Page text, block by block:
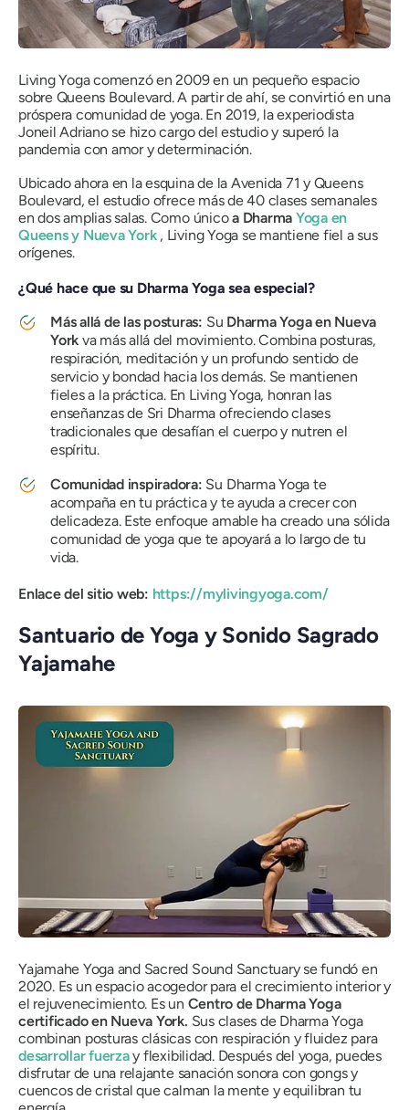
Living Yoga comenzó en 2009 en un pequeño espacio
sobre Queens Boulevard. A partir de ahí, se convirtió en una
próspera comunidad de yoga. En 2019, la experiodista
Joneil Adriano se hizo cargo del estudio y superó la
pandemia con amor y determinación.
Ubicado ahora en la esquina de la Avenida 71 y Queens
Boulevard, el estudio ofrece más de 40 clases semanales
en dos amplias salas. Como únicoa Dharma Yoga en
Queens y Nueva York, Living Yoga se mantiene fiel a sus
orígenes.
¿Qué hace que su Dharma Yoga sea especial?
Más allá de las posturas: Su Dharma Yoga en Nueva
York va más allá del movimiento. Combina posturas,
respiración, meditación y un profundo sentido de
servicio y bondad hacia los demás. Se mantienen
fieles a la práctica. En Living Yoga, honran las
enseñanzas de Sri Dharma ofreciendo clases
tradicionales que desafían el cuerpoynutren el
espíritu.
Comunidad inspiradora: Su Dharma Yoga te
acompaña en tu práctica y te ayuda a crecer con
delicadeza. Este enfoque amable ha creado una sólida
comunidad de yoga que te apoyará a lo largo de tu
vida.
Enlace del sitio web: https://mylivingyoga.com/
Santuario de Yoga y Sonido Sagrado
Yajamahe
Yajamahe Yoga and Sacred Sound Sanctuary se fundó en
2020. Es un espacio acogedor para el crecimiento interior y
el rejuvenecimiento. Es un Centro de Dharma Yoga
certificado en Nueva York. Sus clases de Dharma Yoga
combinan posturas clásicas con respiración y fluidez para
desarrollar fuerzay ​​flexibilidad. Después del yoga, puedes
disfrutar de una relajante sanación sonora con gongs y
cuencos de cristal que calman la mente y equilibran tu